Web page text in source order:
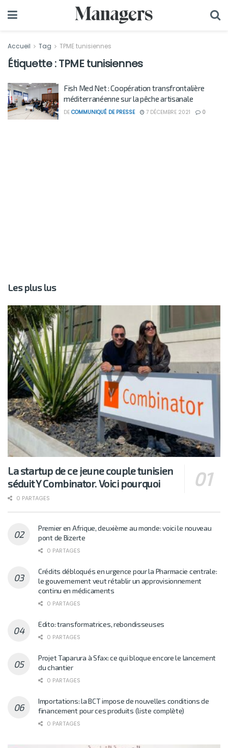
Accueil Tag TPME tunisiennes
Étiquette :TPME tunisiennes
Fish Med Net : Coopération transfrontalière
méditerranéenne sur la pêche artisanale
DE COMMUNIQUÉ DE PRESSE 7 DÉCEMBRE 2021 0
Les plus lus
La startup de ce jeune couple tunisien
séduit Y Combinator. Voici pourquoi
0 PARTAGES
Premier en Afrique, deuxième au monde: voici le nouveau
pont de Bizerte
0 PARTAGES
Crédits débloqués en urgence pour la Pharmacie centrale:
le gouvernement veut rétablir un approvisionnement
continu en médicaments
0 PARTAGES
Edito: transformatrices, rebondisseuses
0 PARTAGES
Projet Taparura à Sfax: ce qui bloque encore le lancement
du chantier
0 PARTAGES
Importations: la BCT impose de nouvelles conditions de
financement pour ces produits (liste complète)
0 PARTAGES